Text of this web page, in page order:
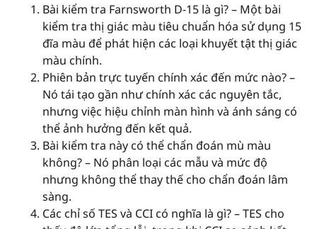
Bài kiểm tra Farnsworth D-15 là gì? – Một bài
kiểm tra thị giác màu tiêu chuẩn hóa sử dụng 15
đĩa màu để phát hiện các loại khuyết tật thị giác
màu chính.
Phiên bản trực tuyến chính xác đến mức nào? –
Nó tái tạo gần như chính xác các nguyên tắc,
nhưng việc hiệu chỉnh màn hình và ánh sáng có
thể ảnh hưởng đến kết quả.
Bài kiểm tra này có thể chẩn đoán mù màu
không? – Nó phân loại các mẫu và mức độ
nhưng không thể thay thế cho chẩn đoán lâm
sàng.
Các chỉ số TES và CCI có nghĩa là gì? – TES cho